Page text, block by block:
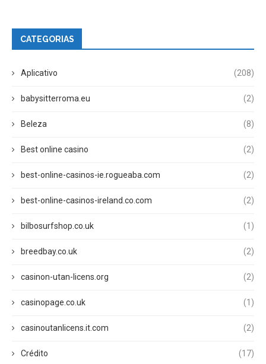
CATEGORIAS
Aplicativo (208)
babysitterroma.eu (2)
Beleza (8)
Best online casino (2)
best-online-casinos-ie.rogueaba.com (2)
best-online-casinos-ireland.co.com (2)
bilbosurfshop.co.uk (1)
breedbay.co.uk (2)
casinon-utan-licens.org (2)
casinopage.co.uk (1)
casinoutanlicens.it.com (2)
Crédito (17)